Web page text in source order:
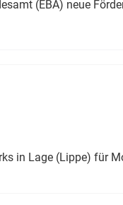
(EBA) neue
in Lage (Lippe) für